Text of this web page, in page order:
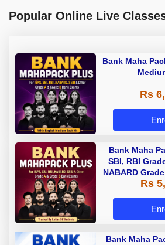
Popular Online Live
Bank Maha
Rs
Bank Maha
SBI, RBI
NABARD
A & Rs
Bank Maha